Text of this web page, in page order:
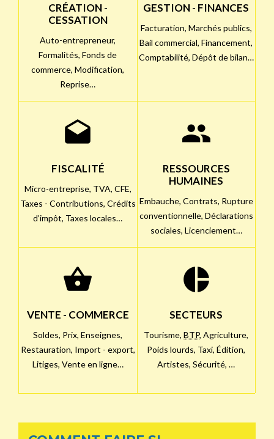
CRÉATION -
CESSATION
Auto-entrepreneur,
Formalités,Fonds de
commerce,Modification,
Reprise…
GESTION - FINANCES
Facturation, Marchés publics,
Bail commercial,Financement,
Comptabilité, Dépôt de bilan…
drafts
FISCALITÉ
Micro-entreprise, TVA, CFE,
Taxes - Contributions, Crédits
d’impôt, Taxes locales…
people
RESSOURCES
HUMAINES
Embauche, Contrats, Rupture
conventionnelle, Déclarations
sociales, Licenciement…
shopping_basket
VENTE - COMMERCE
Soldes, Prix,Enseignes,
Restauration, Import - export,
Litiges, Vente en ligne…
pie_chart
SECTEURS
Tourisme,BTP,Agriculture,
Poids lourds, Taxi,Édition,
Artistes,Sécurité, …